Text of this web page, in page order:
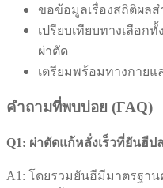
ขอข้อมูลเรื่องสถิติผลส
เปรียบเทียบทางเลือก
ผ่าตัด
เตรียมพร้อมทางกาย
คำถามที่พบบ่อย (FAQ)
Q1: ผ่าตัดแก้หลั่งเร็วที่ยันฮีป
A1: โดยรวมยันฮีมีมาตรฐา